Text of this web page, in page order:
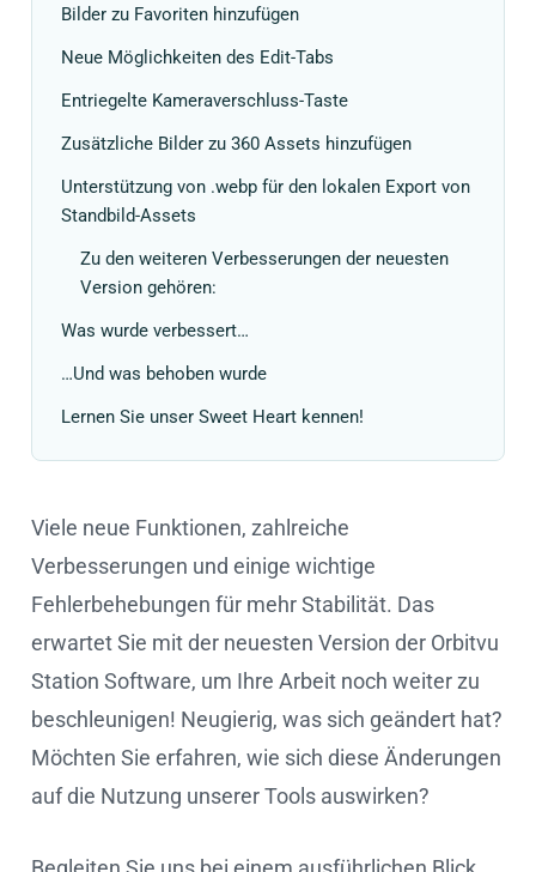
Bilder zu Favoriten hinzufügen
Neue Möglichkeiten des Edit-Tabs
Entriegelte Kameraverschluss-Taste
Zusätzliche Bilder zu 360 Assets hinzufügen
Unterstützung von .webp für den lokalen Export von
Standbild-Assets
Zu den weiteren Verbesserungen der neuesten
Version gehören:
Was wurde verbessert…
…Und was behoben wurde
Lernen Sie unser Sweet Heart kennen!
Viele neue Funktionen, zahlreiche
Verbesserungen und einige wichtige
Fehlerbehebungen für mehr Stabilität. Das
erwartet Sie mit der neuesten Version der Orbitvu
Station Software, um Ihre Arbeit noch weiter zu
beschleunigen! Neugierig, was sich geändert hat?
Möchten Sie erfahren, wie sich diese Änderungen
auf die Nutzung unserer Tools auswirken?